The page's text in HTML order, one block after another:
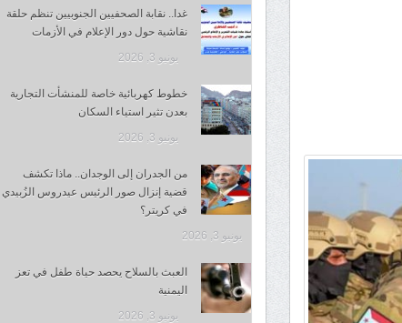
غدا.. نقابة الصحفيين الجنوبيين تنظم حلقة
نقاشية حول دور الإعلام في الأزمات
يونيو 3, 2026
خطوط كهربائية خاصة للمنشأت التجارية
بعدن تثير استياء السكان
يونيو 3, 2026
من الجدران إلى الوجدان.. ماذا تكشف
قضية إنزال صور الرئيس عيدروس الزُبيدي
في كريتر؟
يونيو 3, 2026
العبث بالسلاح يحصد حياة طفل في تعز
اليمنية
يونيو 3, 2026